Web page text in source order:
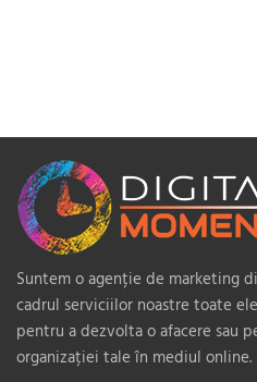
Suntem o agenție de marketing
cadrul serviciilor noastre toate
pentru a dezvolta o afacere sau
organizației tale în mediul online.